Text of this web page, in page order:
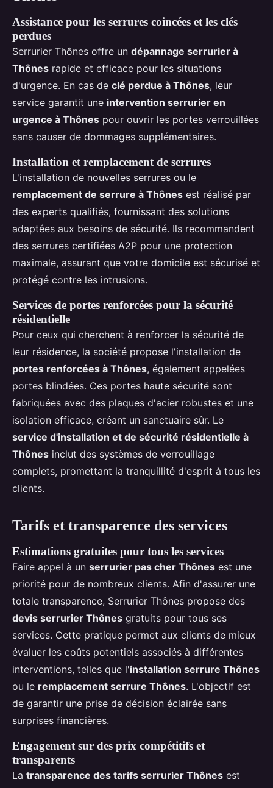
Assistance pour les serrures coincées et les clés
perdues
Serrurier Thônes offre un dépannage serrurier à
Thônes rapide et efficace pour les situations
d'urgence. En cas de clé perdue à Thônes, leur
service garantit une intervention serrurier en
urgence à Thônes pour ouvrir les portes verrouillées
sans causer de dommages supplémentaires.
Installation et remplacement de serrures
L'installation de nouvelles serrures ou le
remplacement de serrure à Thônes est réalisé par
des experts qualifiés, fournissant des solutions
adaptées aux besoins de sécurité. Ils recommandent
des serrures certifiées A2P pour une protection
maximale, assurant que votre domicile est sécurisé et
protégé contre les intrusions.
Services de portes renforcées pour la sécurité
résidentielle
Pour ceux qui cherchent à renforcer la sécurité de
leur résidence, la société propose l'installation de
portes renforcées à Thônes, également appelées
portes blindées. Ces portes haute sécurité sont
fabriquées avec des plaques d'acier robustes et une
isolation efficace, créant un sanctuaire sûr. Le
service d'installation et de sécurité résidentielle à
Thônes inclut des systèmes de verrouillage
complets, promettant la tranquillité d'esprit à tous les
clients.
Tarifs et transparence des services
Estimations gratuites pour tous les services
Faire appel à un serrurier pas cher Thônes est une
priorité pour de nombreux clients. Afin d'assurer une
totale transparence, Serrurier Thônes propose des
devis serrurier Thônes gratuits pour tous ses
services. Cette pratique permet aux clients de mieux
évaluer les coûts potentiels associés à différentes
interventions, telles que l'installation serrure Thônes
ou le remplacement serrure Thônes. L'objectif est
de garantir une prise de décision éclairée sans
surprises financières.
Engagement sur des prix compétitifs et
transparents
La transparence des tarifs serrurier Thônes est